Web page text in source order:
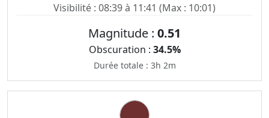
Visibilité : 08:39 à 11:41 (Max : 10:01)
Magnitude : 0.51
Obscuration : 34.5%
Durée totale : 3h 2m